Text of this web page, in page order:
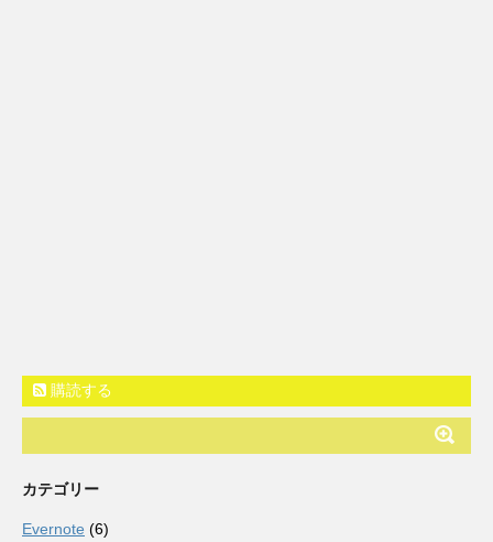
購読する
カテゴリー
Evernote (6)